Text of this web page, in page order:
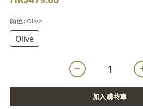
顏色 : Olive
Olive
加入購物車